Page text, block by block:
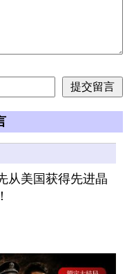
从美国获得先进晶